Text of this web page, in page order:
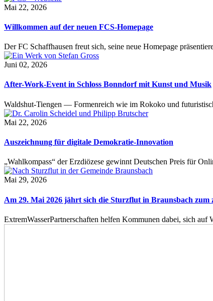
Mai 22, 2026
Willkommen auf der neuen FCS-Homepage
Der FC Schaffhausen freut sich, seine neue Homepage
Juni 02, 2026
After-Work-Event in Schloss Bonndorf mit Kunst und Musik
Waldshut-Tiengen — Formenreich wie im Rokoko und
Mai 22, 2026
Auszeichnung für digitale Demokratie-Innovation
„Wahlkompass“ der Erzdiözese gewinnt Deutschen Preis für
Mai 29, 2026
Am 29. Mai 2026 jährt sich die Sturzflut in Braunsbach zum
ExtremWasserPartnerschaften helfen Kommunen dabei, sich